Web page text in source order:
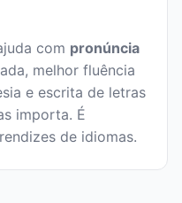
com pronúncia
melhor fluência
e escrita de letras
importa. É
de idiomas.